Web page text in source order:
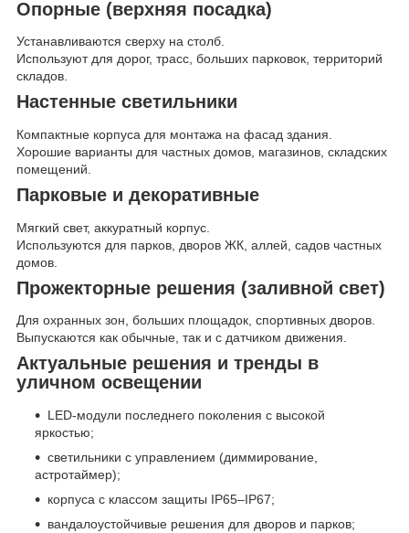
Опорные (верхняя посадка)
Устанавливаются сверху на столб.
Используют для дорог, трасс, больших парковок, территорий
складов.
Настенные светильники
Компактные корпуса для монтажа на фасад здания.
Хорошие варианты для частных домов, магазинов, складских
помещений.
Парковые и декоративные
Мягкий свет, аккуратный корпус.
Используются для парков, дворов ЖК, аллей, садов частных
домов.
Прожекторные решения (заливной свет)
Для охранных зон, больших площадок, спортивных дворов.
Выпускаются как обычные, так и с датчиком движения.
Актуальные решения и тренды в
уличном освещении
LED-модули последнего поколения с высокой
яркостью;
светильники с управлением (диммирование,
астротаймер);
корпуса с классом защиты IP65–IP67;
вандалоустойчивые решения для дворов и парков;